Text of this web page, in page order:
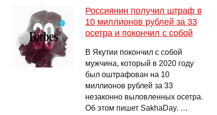
Россиянин получил штраф в
10 миллионов рублей за 33
осетра и покончил с собой
В Якутии покончил с собой
мужчина, который в 2020 году
был оштрафован на 10
миллионов рублей за 33
незаконно выловленных осетра.
Об этом пишет SakhaDay. …